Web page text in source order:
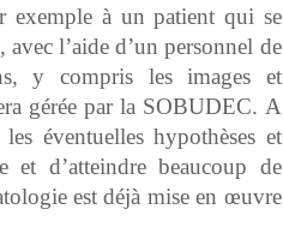
exemple à un patient qui se
l’aide d’un personnel de
y compris les images et
gérée par la SOBUDEC. A
éventuelles hypothèses et
d’atteindre beaucoup de
est déjà mise en œuvre